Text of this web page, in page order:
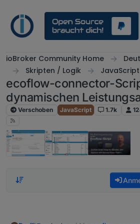
ioBroker Community Home
Skripten / Logik
JavaScript
ecoflow-connector-
dynamischen
Verschoben JavaScript 1.7k